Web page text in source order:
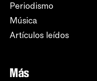
Periodismo
Música
Artículos leídos
Más